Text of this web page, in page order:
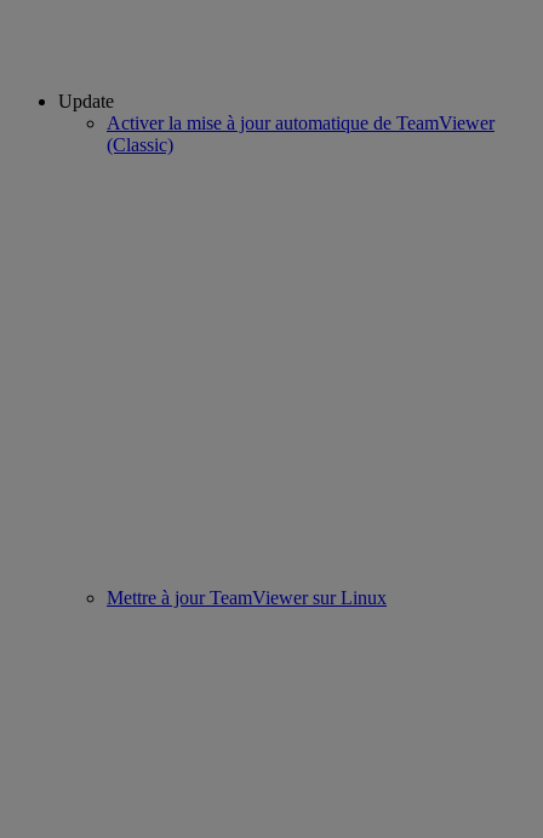
Update
Activer la mise à jour automatique de TeamViewer
(Classic)
Mettre à jour TeamViewer sur Linux